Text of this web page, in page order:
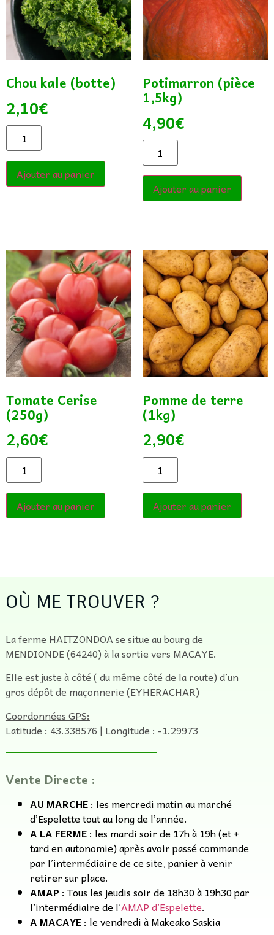
Chou kale (botte)
2,10€
Ajouter au panier
Potimarron (pièce
1,5kg)
4,90€
Ajouter au panier
Tomate Cerise
(250g)
2,60€
Ajouter au panier
Pomme de terre
(1kg)
2,90€
Ajouter au panier
OÙ ME TROUVER ?
La ferme HAITZONDOA se situe au bourg de
MENDIONDE (64240) à la sortie vers MACAYE.
Elle est juste à côté ( du même côté de la route) d’un
gros dépôt de maçonnerie (EYHERACHAR)
Coordonnées GPS:
Latitude : 43.338576 | Longitude : -1.29973
Vente Directe :
AU MARCHE: les mercredi matin au marché
d’Espelette tout au long de l’année.
A LA FERME: les mardi soir de 17h à 19h (et +
tard en autonomie) après avoir passé commande
par l’intermédiaire de ce site, panier à venir
retirer sur place.
AMAP : Tous les jeudis soir de 18h30 à 19h30 par
l’intermédiaire de l’AMAP d’Espelette.
A MACAYE: le vendredi à Makeako Saskia